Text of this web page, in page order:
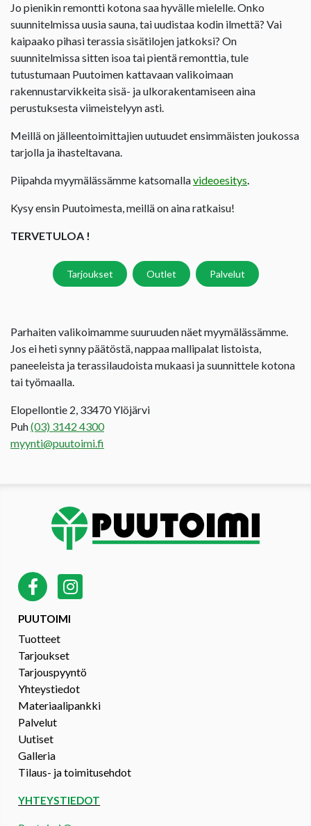
Jo pienikin remontti kotona saa hyvälle mielelle. Onko
suunnitelmissa uusia sauna, tai uudistaa kodin ilmettä? Vai
kaipaako pihasi terassia sisätilojen jatkoksi? On
suunnitelmissa sitten isoa tai pientä remonttia, tule
tutustumaan Puutoimen kattavaan valikoimaan
rakennustarvikkeita sisä- ja ulkorakentamiseen aina
perustuksesta viimeistelyyn asti.
Meillä on jälleentoimittajien uutuudet ensimmäisten joukossa
tarjolla ja ihasteltavana.
Piipahda myymälässämme katsomallavideoesitys.
Kysy ensin Puutoimesta, meillä on aina ratkaisu!
TERVETULOA !
Tarjoukset Outlet Palvelut
Parhaiten valikoimamme suuruuden näet myymälässämme.
Jos ei heti synny päätöstä, nappaa mallipalat listoista,
paneeleista ja terassilaudoista mukaasi ja suunnittele kotona
tai työmaalla.
Elopellontie 2, 33470 Ylöjärvi
Puh(03) 3142 4300
myynti@puutoimi.fi
PUUTOIMI
Tuotteet
Tarjoukset
Tarjouspyyntö
Yhteystiedot
Materiaalipankki
Palvelut
Uutiset
Galleria
Tilaus- ja toimitusehdot
YHTEYSTIEDOT